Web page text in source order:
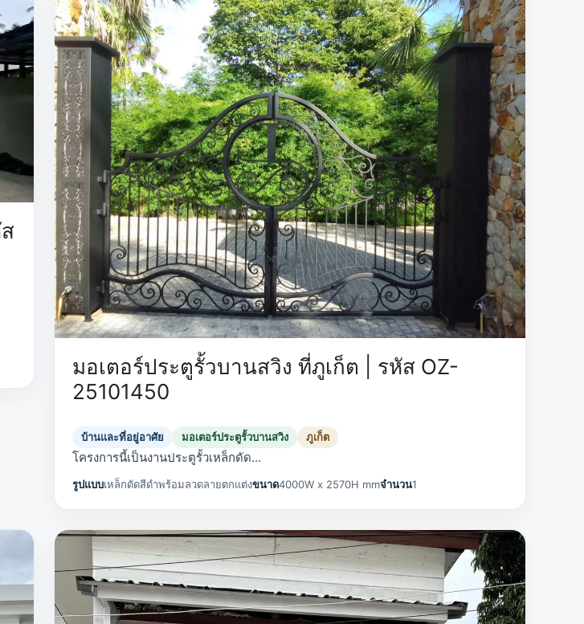
มอเตอร์ประตูรั้วบานสวิง ที่ภูเก็ต | รหัส OZ-
25101450
บ้านและที่อยู่อาศัย มอเตอร์ประตูรั้วบานสวิง ภูเก็ต
โครงการนี้เป็นงานประตูรั้วเหล็กดัด…
รูปแบบเหล็กดัดสีดำพร้อมลวดลายตกแต่งขนาด4000W x 2570H mmจำนวน1